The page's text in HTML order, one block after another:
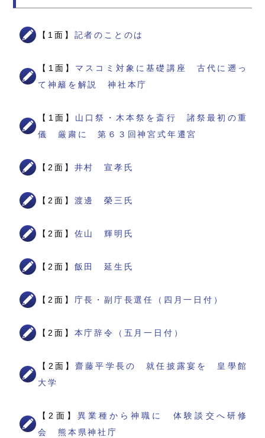
【1面】 記者のことのは
【1面】 マスコミ対象に基礎講座 古代に遡っ
て神籬を解説 神社本庁
【1面】 山口祭・木本祭を斎行 諸祭最初の重
儀 厳粛に 第６３回神宮式年遷宮
【2面】 井村 宣孝氏
【2面】 渡邊 榮三氏
【2面】 佐山 輝明氏
【2面】 飯田 延生氏
【2面】 庁長・副庁長選任（四月一日付）
【2面】 本庁辞令（五月一日付）
【2面】齋藤平学長の 就任披露宴を 皇學館
大学
【2面】 異業種から神職に 体験談交へ研修
会 熊本県神社庁